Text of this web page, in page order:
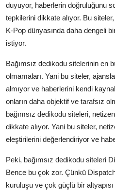
duyuyor, haberlerin doğruluğunu
tepkilerini dikkate alıyor. Bu
K-Pop dünyasında daha dengeli
istiyor.
Bağımsız dedikodu sitelerinin en
olmamaları. Yani bu siteler,
almıyor ve haberlerini kendi
onların daha objektif ve tarafsız
bağımsız dedikodu siteleri,
dikkate alıyor. Yani bu siteler,
eleştirilerini değerlendiriyor ve
Peki, bağımsız dedikodu siteleri
Bence bu çok zor. Çünkü
kuruluşu ve çok güçlü bir